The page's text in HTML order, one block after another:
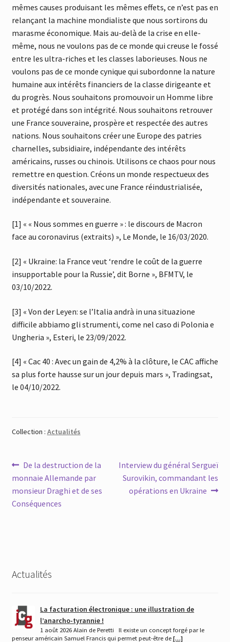
mêmes causes produisant les mêmes effets, ce n’est pas en
relançant la machine mondialiste que nous sortirons du
marasme économique. Mais au-delà de la crise en elle-
même, nous ne voulons pas de ce monde qui creuse le fossé
entre les ultra-riches et les classes laborieuses. Nous ne
voulons pas de ce monde cynique qui subordonne la nature
humaine aux intérêts financiers de la classe dirigeante et
du progrès. Nous souhaitons promouvoir un Homme libre
et protégé dans son intégrité. Nous souhaitons retrouver
une France souveraine, prospère et respectée des autres
nations. Nous souhaitons créer une Europe des patries
charnelles, subsidiaire, indépendante des intérêts
américains, russes ou chinois. Utilisons ce chaos pour nous
remettre en question. Créons un monde respectueux des
diversités nationales, avec une France réindustrialisée,
indépendante et souveraine.
[1] « « Nous sommes en guerre » : le discours de Macron
face au coronavirus (extraits) », Le Monde, le 16/03/2020.
[2] « Ukraine: la France veut ‘rendre le coût de la guerre
insupportable pour la Russie’, dit Borne », BFMTV, le
03/10/2022.
[3] « Von der Leyen: se l’Italia andrà in una situazione
difficile abbiamo gli strumenti, come nel caso di Polonia e
Ungheria », Esteri, le 23/09/2022.
[4] « Cac 40 : Avec un gain de 4,2% à la clôture, le CAC affiche
sa plus forte hausse sur un jour depuis mars », Tradingsat,
le 04/10/2022.
Collection : Actualités
Navigation
de
l’article
Article
précédent :
De la destruction de la
monnaie Allemande par
monsieur Draghi et de ses
Conséquences
Article
suivant :
Interview du général Sergueï
Surovikin, commandant les
opérations en Ukraine
Actualités
La facturation électronique : une illustration de
l’anarcho-tyrannie !
1 août 2026 Alain de Peretti Il existe un concept forgé par le
penseur américain Samuel Francis qui permet peut-être de […]